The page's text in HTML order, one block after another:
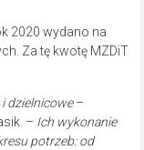
2020 wydano na
Za tę kwotę MZDiT
dzielnicowe–
– Ich wykonanie
potrzeb: od